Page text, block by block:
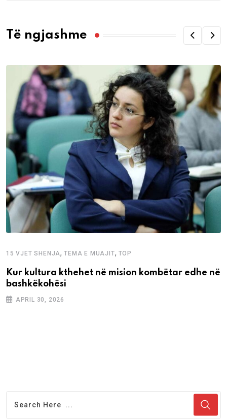
Të ngjashme
15 VJET SHENJA,TEMA E MUAJIT, TOP
Kur kultura kthehet në mision kombëtar edhe në
bashkëkohësi
APRIL 30, 2026